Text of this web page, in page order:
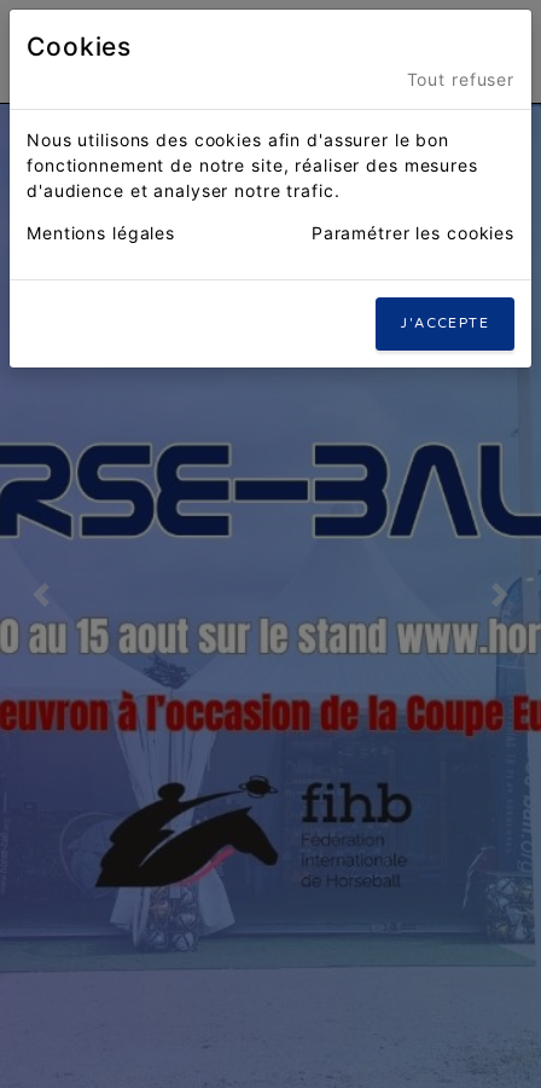
Previous Next
Cookies
Tout refuser
Nous utilisons des cookies afin d'assurer le bon
fonctionnement de notre site, réaliser des mesures
d'audience et analyser notre trafic.
Mentions légales Paramétrer les cookies
J'ACCEPTE